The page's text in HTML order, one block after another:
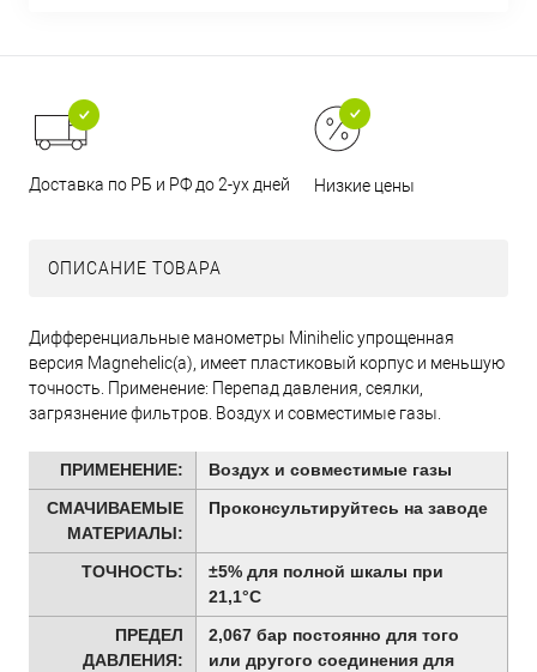
Доставка по РБ и РФ до 2-ух дней Низкие цены
ОПИСАНИЕ ТОВАРА
Дифференциальные манометры Minihelic упрощенная
версия Magnehelic(a), имеет пластиковый корпус и меньшую
точность. Применение: Перепад давления, сеялки,
загрязнение фильтров. Воздух и совместимые газы.
ПРИМЕНЕНИЕ:
Воздух и совместимые газы
СМАЧИВАЕМЫЕ
МАТЕРИАЛЫ:
Проконсультируйтесь на заводе
ТОЧНОСТЬ:
±5% для полной шкалы при
21,1°C
ПРЕДЕЛ
ДАВЛЕНИЯ:
2,067 бар постоянно для того
или другого соединения для